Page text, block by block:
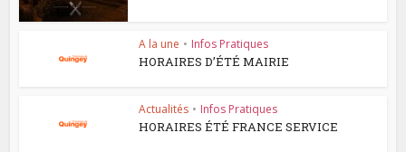
A la une • Infos Pratiques
HORAIRES D’ÉTÉ MAIRIE
Actualités • Infos Pratiques
HORAIRES ÉTÉ FRANCE SERVICE